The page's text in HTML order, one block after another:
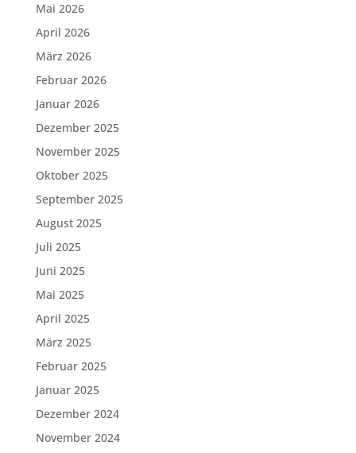
Mai 2026
April 2026
März 2026
Februar 2026
Januar 2026
Dezember 2025
November 2025
Oktober 2025
September 2025
August 2025
Juli 2025
Juni 2025
Mai 2025
April 2025
März 2025
Februar 2025
Januar 2025
Dezember 2024
November 2024